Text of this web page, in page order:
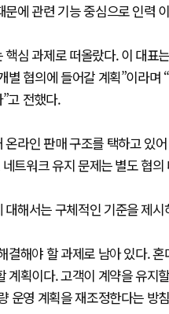
에 관련 기능 중심으로 인력
심 과제로 떠올랐다. 이 대표
별 협의에 들어갈 계획”이라
고 전했다.
라인 판매 구조를 택하고 있
트워크 유지 문제는 별도 협의
해서는 구체적인 기준을 제
결해야 할 과제로 남아 있다.
계획이다. 고객이 계약을 유
운영 계획을 재조정한다는 방